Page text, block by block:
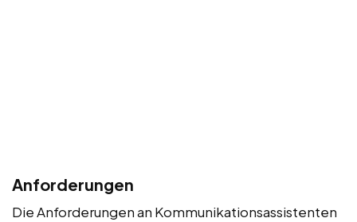
Anforderungen
Die Anforderungen an Kommunikationsassistenten